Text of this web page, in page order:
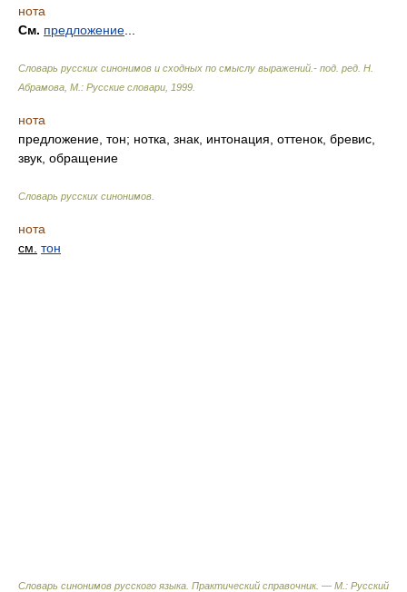
нота
См. предложение
Словарь русских синонимов и сходных по смыслу выражений.- под. ред. Н.
Абрамова, М.: Русские словари 1999
нота
предложение, тон; нотка, знак, интонация, оттенок, бревис,
звук, обращение
Словарь русских синонимов
нота
см. тон
Словарь синонимов русского языка. Практический справочник. — М.: Русский